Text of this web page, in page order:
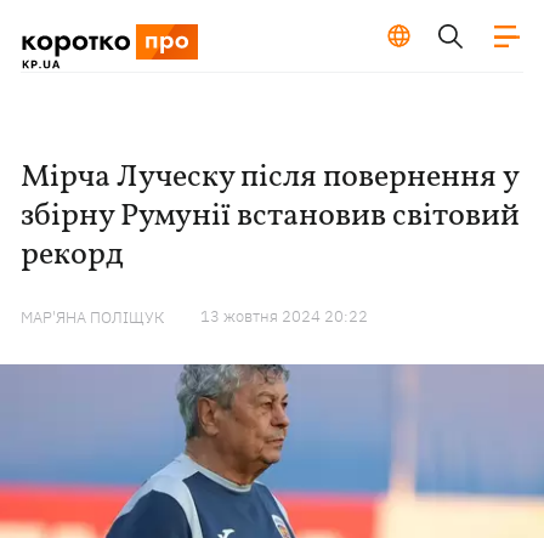
Мірча Луческу після повернення у
збірну Румунії встановив світовий
рекорд
МАР'ЯНА ПОЛІЩУК 13 жовтня 2024 20:22